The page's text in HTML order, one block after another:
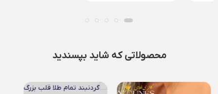
محصولاتی که شاید بپسندید